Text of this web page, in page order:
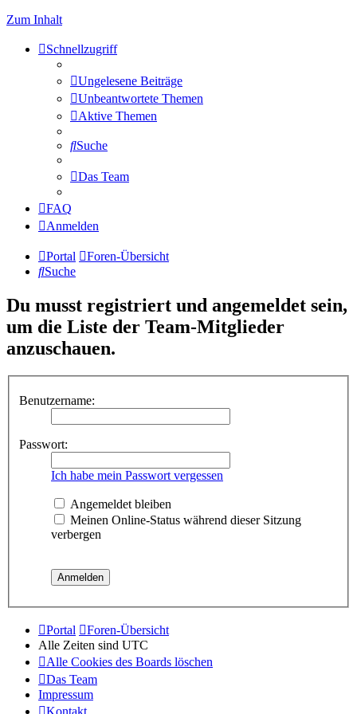
Zum Inhalt
Schnellzugriff
Ungelesene Beiträge
Unbeantwortete Themen
Aktive Themen
Suche
Das Team
FAQ
Anmelden
Portal
Foren-Übersicht
Suche
Du musst registriert und angemeldet sein,
um die Liste der Team-Mitglieder
anzuschauen.
Benutzername:
Passwort:
Ich habe mein Passwort vergessen
Angemeldet bleiben
Meinen Online-Status während dieser Sitzung
verbergen
Portal
Foren-Übersicht
Alle Zeiten sind UTC
Alle Cookies des Boards löschen
Das Team
Impressum